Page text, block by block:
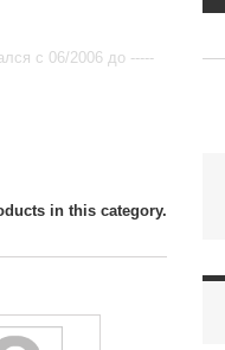
с 06/2006 до -----
in this category.